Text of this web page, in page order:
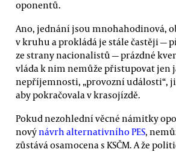
oponentů.
Ano, jednání jsou mnohahodinová,
v kruhu a prokládá je stále častěji —
ze strany nacionalistů — prázdné
vláda k nim nemůže přistupovat jen
nepříjemnosti, „provozní události“,
aby pokračovala v krasojízdě.
Pokud nezohlední věcné námitky
novýnávrh alternativního PES,
zůstává osamocena s KSČM. A že